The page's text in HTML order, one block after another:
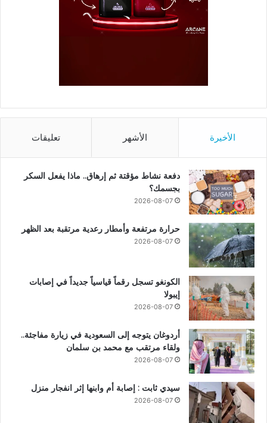
الأخيرة الأشهر تعليقات
دفعة نشاط مؤقتة ثم إرهاق.. ماذا يفعل السكر
بجسمك؟
2026-08-07
حرارة مرتفعة وأمطار رعدية مرتقبة بعد الظهر
2026-08-07
الكونغو تسجل رقماً قياسياً جديداً في إصابات
إيبولا
2026-08-07
أردوغان يتوجه إلى السعودية في زيارة مفاجئة..
ولقاء مرتقب مع محمد بن سلمان
2026-08-07
سيدي ثابت : إصابة أم وابنها إثر انفجار منزل
2026-08-07